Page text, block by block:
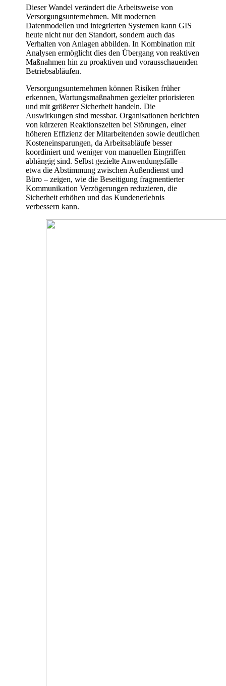
Dieser Wandel verändert die Arbeitsweise von
Versorgungsunternehmen. Mit modernen
Datenmodellen und integrierten Systemen kann GIS
heute nicht nur den Standort, sondern auch das
Verhalten von Anlagen abbilden. In Kombination mit
Analysen ermöglicht dies den Übergang von reaktiven
Maßnahmen hin zu proaktiven und vorausschauenden
Betriebsabläufen.
Versorgungsunternehmen können Risiken früher
erkennen, Wartungsmaßnahmen gezielter priorisieren
und mit größerer Sicherheit handeln. Die
Auswirkungen sind messbar. Organisationen berichten
von kürzeren Reaktionszeiten bei Störungen, einer
höheren Effizienz der Mitarbeitenden sowie deutlichen
Kosteneinsparungen, da Arbeitsabläufe besser
koordiniert und weniger von manuellen Eingriffen
abhängig sind. Selbst gezielte Anwendungsfälle –
etwa die Abstimmung zwischen Außendienst und
Büro – zeigen, wie die Beseitigung fragmentierter
Kommunikation Verzögerungen reduzieren, die
Sicherheit erhöhen und das Kundenerlebnis
verbessern kann.